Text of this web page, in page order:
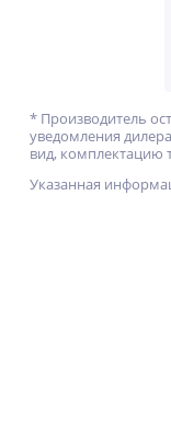
* Производитель
уведомления
вид, комплектацию
Указанная